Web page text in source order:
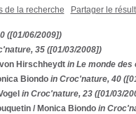
de la recherche Partager le
([01/06/2009])
35 ([01/03/2008])
Hirschheydt in Le monde des
Biondo in Croc'nature, 40
in Croc'nature, 23 ([01/03/
/ Monica Biondo in